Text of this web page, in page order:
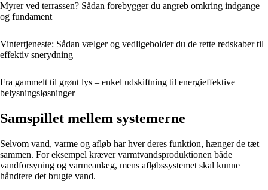
Myrer ved terrassen? Sådan forebygger du angreb omkring indgange
og fundament
Vintertjeneste: Sådan vælger og vedligeholder du de rette redskaber til
effektiv snerydning
Fra gammelt til grønt lys – enkel udskiftning til energieffektive
belysningsløsninger
Samspillet mellem systemerne
Selvom vand, varme og afløb har hver deres funktion, hænger de tæt
sammen. For eksempel kræver varmtvandsproduktionen både
vandforsyning og varmeanlæg, mens afløbssystemet skal kunne
håndtere det brugte vand.